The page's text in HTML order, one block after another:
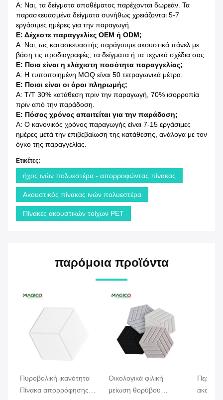
Α: Ναι, τα δείγματα αποθέματος παρέχονται δωρεάν. Τα
παρασκευασμένα δείγματα συνήθως χρειάζονται 5-7
εργάσιμες ημέρες για την παραγωγή.
Ε: Δέχεστε παραγγελίες OEM ή ODM;
Α: Ναι, ως κατασκευαστής παράγουμε ακουστικά πάνελ με
βάση τις προδιαγραφές, τα δείγματα ή τα τεχνικά σχέδια σας.
Ε: Ποια είναι η ελάχιστη ποσότητα παραγγελίας;
Α: Η τυποποιημένη MOQ είναι 50 τετραγωνικά μέτρα.
Ε: Ποιοι είναι οι όροι πληρωμής;
Α: T/T 30% κατάθεση πριν την παραγωγή, 70% ισορροπία
πριν από την παράδοση.
Ε: Πόσος χρόνος απαιτείται για την παράδοση;
Α: Ο κανονικός χρόνος παραγωγής είναι 7-15 εργάσιμες
ημέρες μετά την επιβεβαίωση της κατάθεσης, ανάλογα με τον
όγκο της παραγγελίας.
Ετικέτες:
ήχος ινών πολυεστέρα - απορροφώντας πίνακας
Ακουστικός πίνακας ινών πολυεστέρα
Πίνακες ακουστικών τοίχων PET
παρόμοια προϊόντα
Πυροβολική ικανότητα
Πίνακα απορρόφησης
Οικολογικά φιλική
μείωση θορύβου